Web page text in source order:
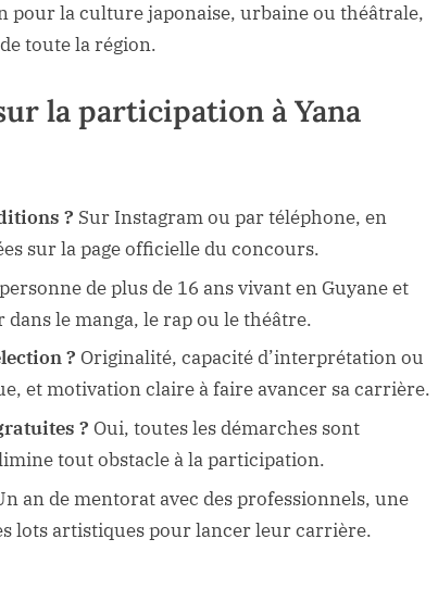
pour la culture japonaise, urbaine ou théâtrale,
toute la région.
la participation à Yana
? Sur Instagram ou par téléphone, en
sur la page officielle du concours.
de plus de 16 ans vivant en Guyane et
le manga, le rap ou le théâtre.
? Originalité, capacité d’interprétation ou
et motivation claire à faire avancer sa carrière.
? Oui, toutes les démarches sont
tout obstacle à la participation.
an de mentorat avec des professionnels, une
lots artistiques pour lancer leur carrière.